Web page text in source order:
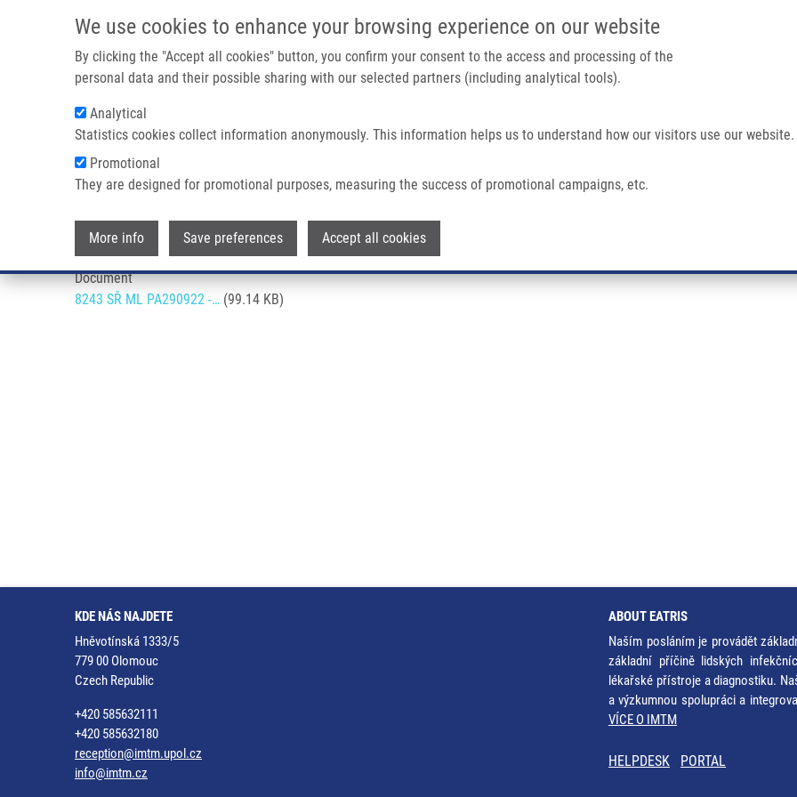
We use cookies to enhance your browsing experience on our website
By clicking the "Accept all cookies" button, you confirm your consent to the access and processing of the
personal data and their possible sharing with our selected partners (including analytical tools).
Analytical
Statistics cookies collect information anonymously. This information helps us to understand how our visitors use our website.
Promotional
They are designed for promotional purposes, measuring the success of promotional campaigns, etc.
More info Save preferences Accept all cookies
IMTM PORTÁL
Main navigation
Drobečková navigace
Domů Seznam Činností V Rámci Flexibilního Rozsahu Akreditace LEM - AJ
Seznam činností v rámci flexibilního rozsahu akreditace LEM - AJ
Document
8243 SŘ ML PA290922 -… (99.14 KB)
KDE NÁS NAJDETE
Hněvotínská 1333/5
779 00 Olomouc
Czech Republic
+420 585632111
+420 585632180
reception@imtm.upol.cz
info@imtm.cz
ABOUT EATRIS
Naším posláním je provádět
základní příčině lidských
lékařské přístroje a diagnostiku.
a výzkumnou spolupráci a
VÍCE O IMTM
HELPDESK PORTAL